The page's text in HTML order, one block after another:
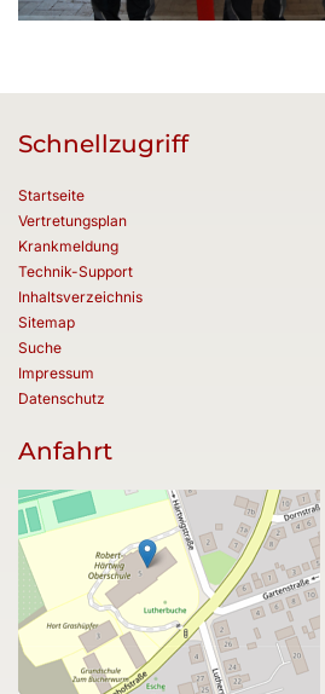
Schnellzugriff
Startseite
Vertretungsplan
Krankmeldung
Technik-Support
Inhaltsverzeichnis
Sitemap
Suche
Impressum
Datenschutz
Anfahrt